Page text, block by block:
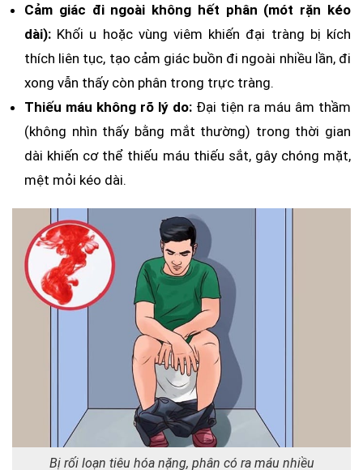
Cảm giác đi ngoài không hết phân (mót rặn kéo
dài): Khối u hoặc vùng viêm khiến đại tràng bị kích
thích liên tục, tạo cảm giác buồn đi ngoài nhiều lần, đi
xong vẫn thấy còn phân trong trực tràng.
Thiếu máu không rõ lý do: Đại tiện ra máu âm thầm
(không nhìn thấy bằng mắt thường) trong thời gian
dài khiến cơ thể thiếu máu thiếu sắt, gây chóng mặt,
mệt mỏi kéo dài.
Bị rối loạn tiêu hóa nặng, phân có ra máu nhiều